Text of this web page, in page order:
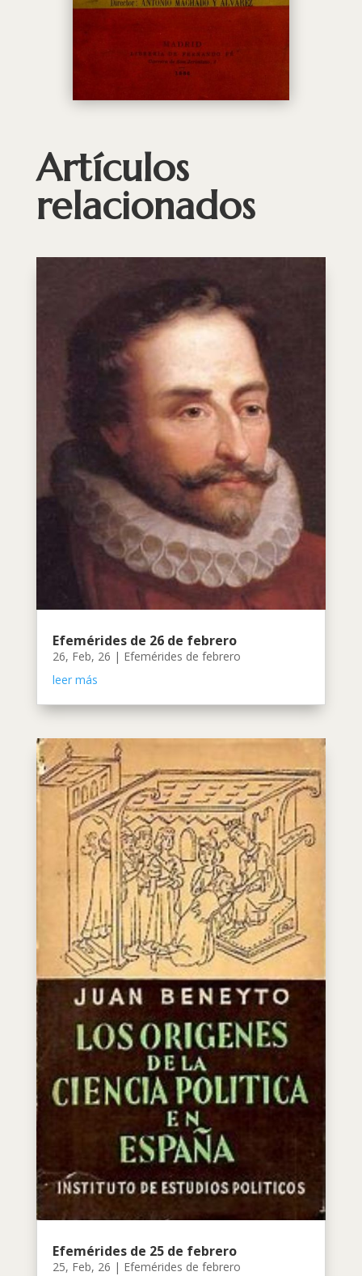
Artículos
relacionados
Efemérides de 26 de febrero
26, Feb, 26 | Efemérides de febrero
leer más
Efemérides de 25 de febrero
25, Feb, 26 | Efemérides de febrero